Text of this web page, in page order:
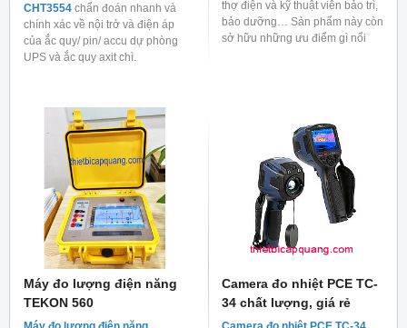
CHT3554 chẩn đoán nhanh và
chính xác về nội trở và điện áp
của ắc quy/ pin/ accu dự phòng
UPS và ắc quy axit chì.
thợ điện và kỹ thuật viên bảo trì,
bảo dưỡng… Sản phẩm này còn
sở hữu những ưu điểm gì nổi
Máy đo lượng điện năng
TEKON 560
Camera đo nhiệt PCE TC-
34 chất lượng, giá rẻ